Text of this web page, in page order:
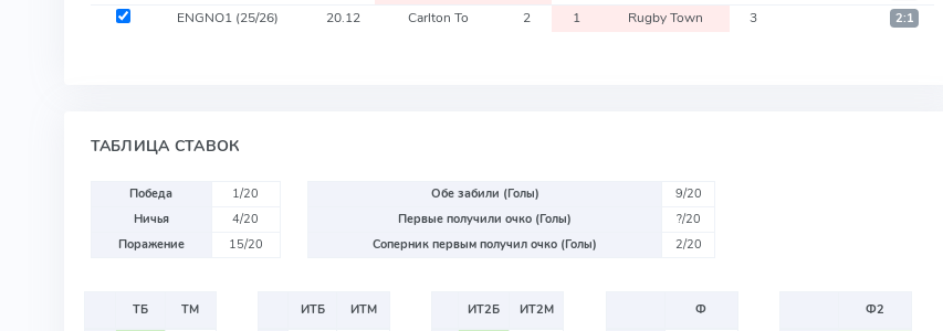
ENGNO1 (25/26) 20.12 Carlton To 2 1 Rugby Town 3 2:1
ТАБЛИЦА СТАВОК
Победа
1/20
Ничья
4/20
Поражение
15/20
Обе забили (Голы)
9/20
Первые получили очко (Голы)
?/20
Соперник первым получил очко (Голы)
2/20
ТБ
ТМ
ИТБ
ИТМ
ИТ2Б
ИТ2М
Ф
Ф2